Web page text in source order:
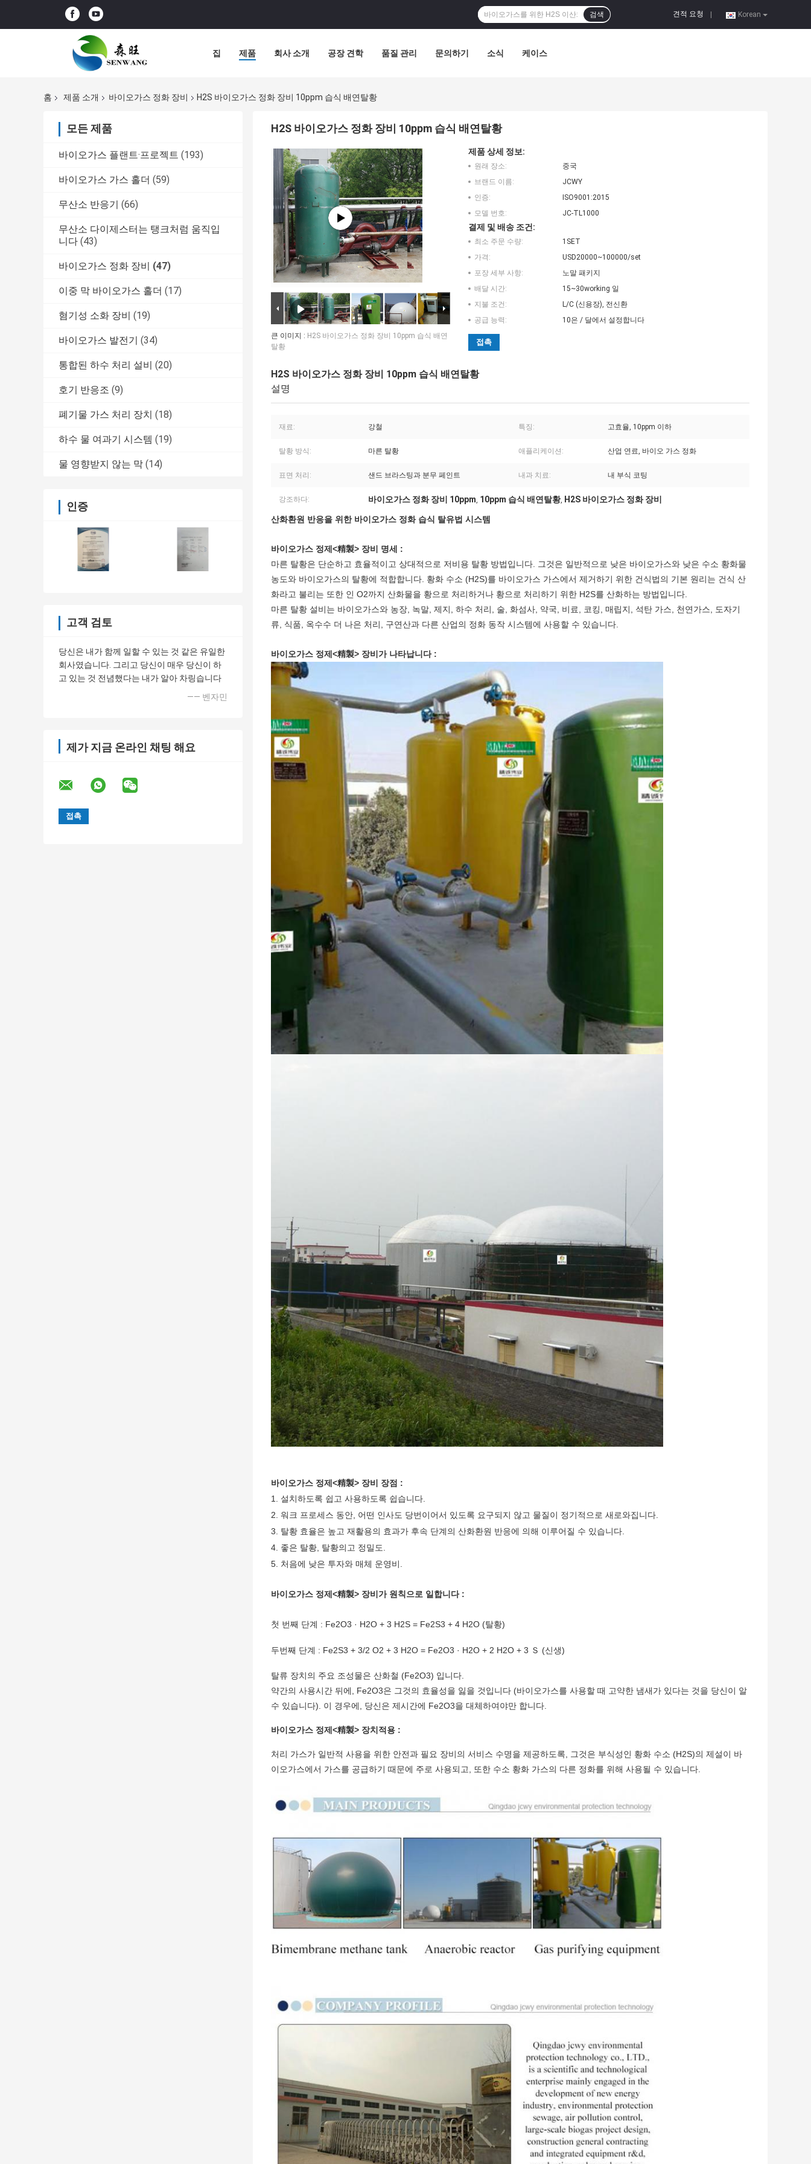
Korean
견적 요청
검색
집 제품 회사 소개 공장 견학 품질 관리 문의하기 소식 케이스
홈 제품 소개 바이오가스 정화 장비 H2S 바이오가스 정화 장비 10ppm 습식 배연탈황
모든 제품
바이오가스 플랜트·프로젝트 (193)
바이오가스 가스 홀더 (59)
무산소 반응기 (66)
무산소 다이제스터는 탱크처럼 움직입
니다 (43)
바이오가스 정화 장비 (47)
이중 막 바이오가스 홀더 (17)
혐기성 소화 장비 (19)
바이오가스 발전기 (34)
통합된 하수 처리 설비 (20)
호기 반응조 (9)
폐기물 가스 처리 장치 (18)
하수 물 여과기 시스템 (19)
물 영향받지 않는 막 (14)
인증
고객 검토
당신은 내가 함께 일할 수 있는 것 같은 유일한
회사였습니다. 그리고 당신이 매우 당신이 하
고 있는 것 전념했다는 내가 알아 차링습니다
—— 벤자민
제가 지금 온라인 채팅 해요
H2S 바이오가스 정화 장비 10ppm 습식 배연탈황
큰 이미지 : H2S 바이오가스 정화 장비 10ppm 습식 배연
탈황
제품 상세 정보:
원래 장소:
중국
브랜드 이름:
JCWY
인증:
ISO9001:2015
모델 번호:
JC-TL1000
결제 및 배송 조건:
최소 주문 수량:
1SET
가격:
USD20000~100000/set
포장 세부 사항:
노말 패키지
배달 시간:
15~30working 일
지불 조건:
L/C (신용장), 전신환
공급 능력:
10은 / 달에서 설정합니다
접촉
H2S 바이오가스 정화 장비 10ppm 습식 배연탈황
설명
재료: 강철 특징: 고효율, 10ppm 이하
탈황 방식: 마른 탈황 애플리케이션: 산업 연료, 바이오 가스 정화
표면 처리: 샌드 브라스팅과 분무 페인트 내과 치료: 내 부식 코팅
강조하다: 바이오가스 정화 장비 10ppm, 10ppm 습식 배연탈황, H2S 바이오가스 정화 장비
산화환원 반응을 위한 바이오가스 정화 습식 탈유법 시스템
바이오가스 정제<精製> 장비 명세 :
마른 탈황은 단순하고 효율적이고 상대적으로 저비용 탈황 방법입니다. 그것은 일반적으로 낮은 바이오가스와 낮은 수소 황화물
농도와 바이오가스의 탈황에 적합합니다. 황화 수소 (H2S)를 바이오가스 가스에서 제거하기 위한 건식법의 기본 원리는 건식 산
화라고 불리는 또한 인 O2까지 산화물을 황으로 처리하거나 황으로 처리하기 위한 H2S를 산화하는 방법입니다.
마른 탈황 설비는 바이오가스와 농장, 녹말, 제지, 하수 처리, 술, 화섬사, 약국, 비료, 코킹, 매립지, 석탄 가스, 천연가스, 도자기
류, 식품, 옥수수 더 나은 처리, 구연산과 다른 산업의 정화 동작 시스템에 사용할 수 있습니다.
바이오가스 정제<精製> 장비가 나타납니다 :
바이오가스 정제<精製> 장비 장점 :
1. 설치하도록 쉽고 사용하도록 쉽습니다.
2. 워크 프로세스 동안, 어떤 인사도 당번이어서 있도록 요구되지 않고 물질이 정기적으로 새로와집니다.
3. 탈황 효율은 높고 재활용의 효과가 후속 단계의 산화환원 반응에 의해 이루어질 수 있습니다.
4. 좋은 탈황, 탈황의고 정밀도.
5. 처음에 낮은 투자와 매체 운영비.
바이오가스 정제<精製> 장비가 원칙으로 일합니다 :
첫 번째 단계 : Fe2O3 · H2O + 3 H2S = Fe2S3 + 4 H2O (탈황)
두번째 단계 : Fe2S3 + 3/2 O2 + 3 H2O = Fe2O3 · H2O + 2 H2O + 3 Ｓ (신생)
탈류 장치의 주요 조성물은 산화철 (Fe2O3) 입니다.
약간의 사용시간 뒤에, Fe2O3은 그것의 효율성을 잃을 것입니다 (바이오가스를 사용할 때 고약한 냄새가 있다는 것을 당신이 알
수 있습니다). 이 경우에, 당신은 제시간에 Fe2O3을 대체하여야만 합니다.
바이오가스 정제<精製> 장치적용 :
처리 가스가 일반적 사용을 위한 안전과 필요 장비의 서비스 수명을 제공하도록, 그것은 부식성인 황화 수소 (H2S)의 제설이 바
이오가스에서 가스를 공급하기 때문에 주로 사용되고, 또한 수소 황화 가스의 다른 정화를 위해 사용될 수 있습니다.